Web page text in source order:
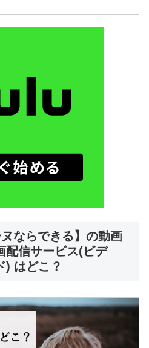
ならできる】の動画
配信サービス(ビデ
) はどこ？